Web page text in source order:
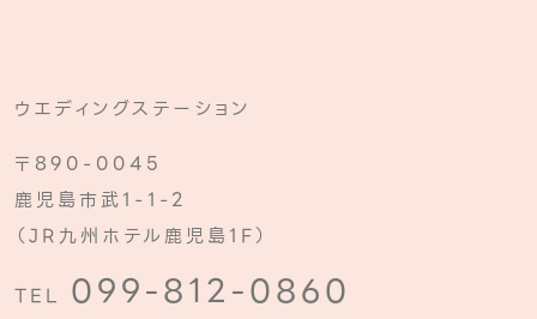
ウエディングステーション
〒890-0045
鹿児島市武1-1-2
（JR九州ホテル鹿児島1F）
TEL 099-812-0860